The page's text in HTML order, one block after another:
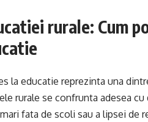
rurale: Cum
la educatie reprezinta una
rurale se confrunta adesea
fata de scoli sau a lipsei de